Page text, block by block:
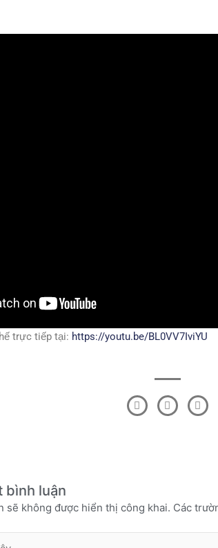
trực tiếp tại: https://youtu.be/BL0VV7IviYU
F
a
T
w
L
i
bình luận
sẽ không được hiển thị công khai. Các